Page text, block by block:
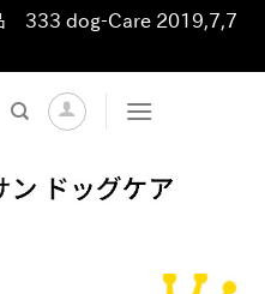
333 dog-Care 2019,7,7